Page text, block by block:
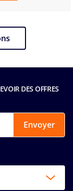
DES OFFRES
Envoyer